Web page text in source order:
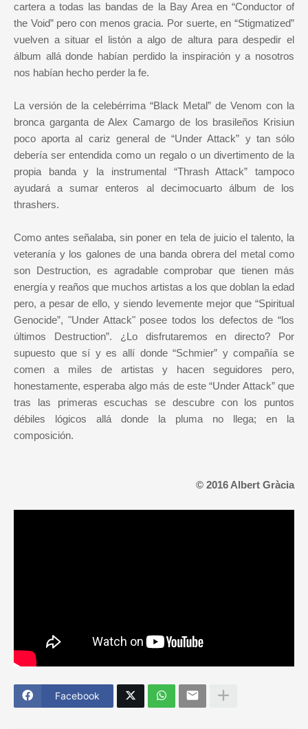
cartera a todas las bandas de la Bay Area en “Conductor of
the Void” pero con menos gracia. Por suerte, en “Stigmatized”
vuelven a situar el listón a algo de altura para despedir el
álbum allá donde habían perdido la inspiración y a nosotros
nos habían hecho perder la fe.
La versión de la celebérrima “Black Metal” de Venom con la
bronca garganta de Alex Camargo de los brasileños Krisiun
poco aporta al cariz general de “Under Attack” y tan sólo
debería ser entendida como un regalo o un divertimento de la
propia banda y la instrumental “Thrash Attack” tampoco
ayudará a sumar enteros al decimocuarto álbum de los
thrashers.
Como antes señalaba, sin poner en tela de juicio el talento, la
veteranía y los galones de una banda obrera del metal como
son Destruction, es agradable comprobar que tienen más
energía y reaños que muchos artistas a los que doblan la edad
pero, a pesar de ello, y siendo levemente mejor que “Spiritual
Genocide”, "Under Attack" posee todos los defectos de “los
últimos Destruction”. ¿Lo disfrutaremos en directo? Por
supuesto que sí y es allí donde “Schmier” y compañía se
comen a miles de artistas y hacen seguidores pero,
honestamente, esperaba algo más de este “Under Attack” que
tras las primeras escuchas se descubre con los puntos
débiles lógicos allá donde la pluma no llega; en la
composición.
© 2016 Albert Gràcia
Facebook